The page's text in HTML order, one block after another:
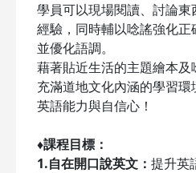
學員可以現場閱讀、討論
經驗，同時輔以唸謠強化
並優化語調。
藉著貼近生活的主題繪本及
充滿道地文化內涵的學習
英語能力與自信心！
♦課程目標：
1.自在開口說英文： 提升英